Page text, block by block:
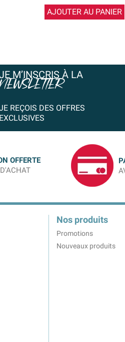
AJOUTER AU PANIER
M’INSCRIS À LA
REÇOIS DES OFFRES
EXCLUSIVES
OFFERTE
Nos produits
Promotions
Nouveaux produits